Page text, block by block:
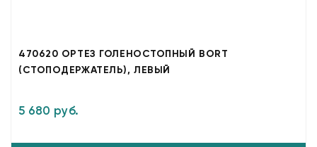
470620 ОРТЕЗ ГОЛЕНОСТОПНЫЙ BORT
(СТОПОДЕРЖАТЕЛЬ), ЛЕВЫЙ
5 680 руб.